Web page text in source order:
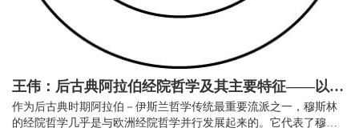
王伟：后古典阿拉伯经院哲学及其主要特征——以
《默瓦吉福》为例
作为后古典时期阿拉伯－伊斯兰哲学传统最重要流派之一，穆斯林
的经院哲学几乎是与欧洲经院哲学并行发展起来的。它代表了穆斯